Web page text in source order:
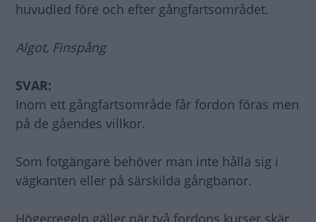
huvudled före och efter gångfartsområdet.
Algot, Finspång
SVAR:
Inom ett gångfartsområde får fordon föras men
på de gåendes villkor.
Som fotgängare behöver man inte hålla sig i
vägkanten eller på särskilda gångbanor.
Högerregeln gäller när två fordons kurser skär